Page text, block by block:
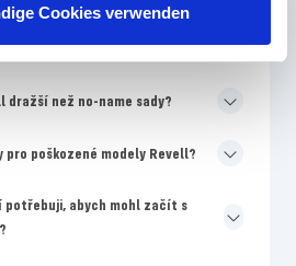
Cookies verwenden
na trh nové modely?
dražší než no-name sady?
pro poškozené modely Revell?
potřebuji, abych mohl začít s